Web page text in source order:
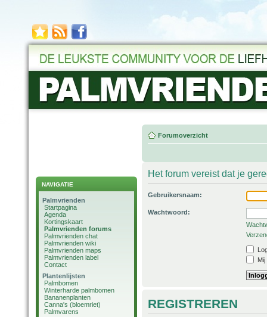
NAVIGATIE
Palmvrienden
Startpagina
Agenda
Kortingskaart
Palmvrienden forums
Palmvrienden chat
Palmvrienden wiki
Palmvrienden maps
Palmvrienden label
Contact
Plantenlijsten
Palmbomen
Winterharde palmbomen
Bananenplanten
Canna's (bloemriet)
Palmvarens
Forumoverzicht
Het forum vereist dat je
Gebruikersnaam:
Wachtwoord:
REGISTREREN